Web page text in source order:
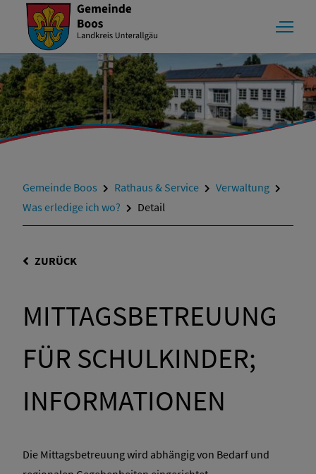
Gemeinde Boos Rathaus & Service
Verwaltung
Was erledige ich wo?
Detail
ZURÜCK
MITTAGSBETREUUNG
FÜR SCHULKINDER;
INFORMATIONEN
Die Mittagsbetreuung wird abhängig von Bedarf und